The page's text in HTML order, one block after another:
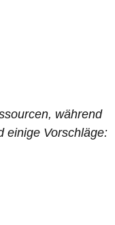
während
einige Vorschläge: